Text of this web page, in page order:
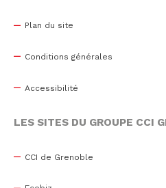
Plan du site
Conditions générales
Accessibilité
LES SITES DU GROUPE CCI
CCI de Grenoble